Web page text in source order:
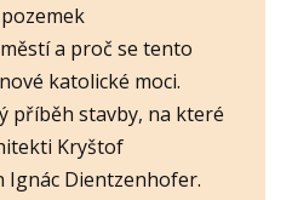
a proč se tento
katolické moci.
příběh stavby, na které
Kryštof
Ignác Dientzenhofer.